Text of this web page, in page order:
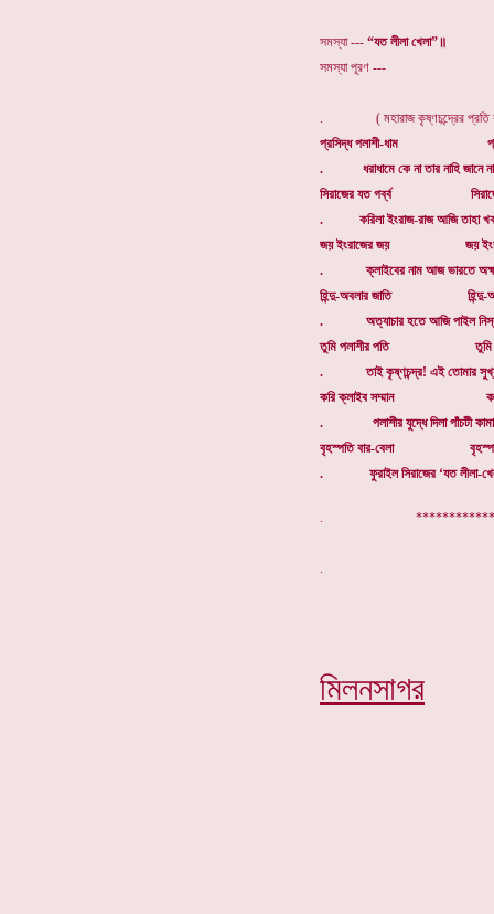
.
মিলনসাগর
সমস্যা --- “যত লীলা খেলা”॥
সমস্যা পূরণ ---
. ( মহারাজ কৃষ্ণচন্দ্রের প্রতি
প্রসিদ্ধ পলাশী-ধাম
. ধরাধামে কে না তার নাহি জানে
সিরাজের যত গর্ব্ব সিরাজের
. করিলা ইংরাজ-রাজ আজি তাহা
জয় ইংরাজের জয় জয়
. ক্লাইবের নাম আজ ভারতে
হিন্দু-অবলার জাতি হিন্দু-
. অত্যাচার হতে আজি পাইল
তুমি পলাশীর পতি তুমি
. তাই কৃষ্ণচন্দ্র! এই তোমার
করি ক্লাইব সম্মান করি
. পলাশীর যুদ্ধে দিলা পাঁচটী
বৃহস্পতি বার-বেলা বৃহস্পতি
. ফুরাইল সিরাজের ‘যত লীলা-